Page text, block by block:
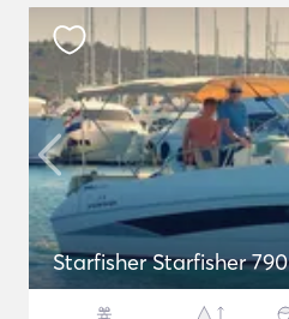
Starfisher Starfisher 790